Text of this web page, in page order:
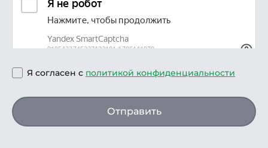
Я согласен с политикой конфиденциальности
Отправить